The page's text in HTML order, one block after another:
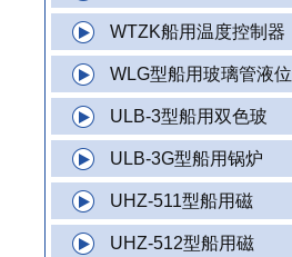
WTZK船用温度控制器
WLG型船用玻璃管液位
ULB-3型船用双色玻
ULB-3G型船用锅炉
UHZ-511型船用磁
UHZ-512型船用磁